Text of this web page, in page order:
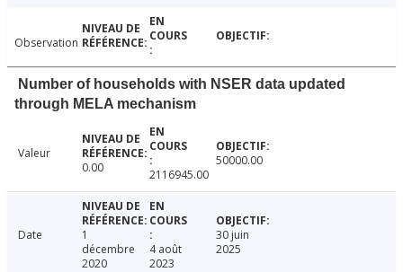
Observation
Number of households with NSER data updated
through MELA mechanism
Valeur
0.00
2116945.00
50000.00
Date
1
décembre
2020
4 août
2023
30 juin
2025